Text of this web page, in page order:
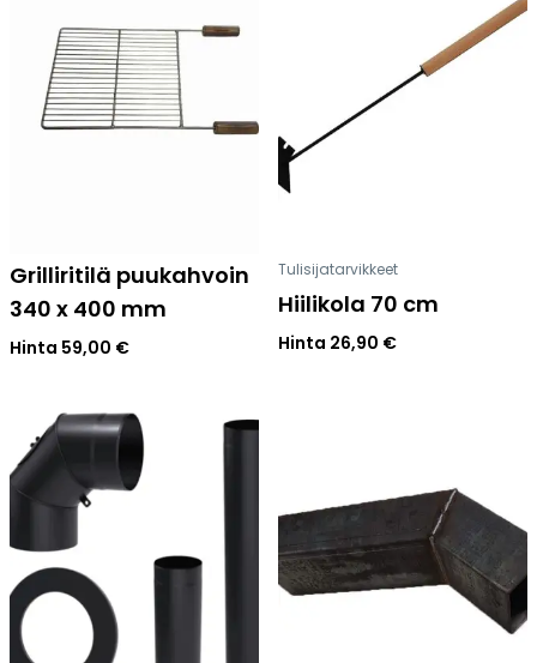
Grilliritilä puukahvoin
340 x 400 mm
Hinta 59,00 €
Tulisijatarvikkeet
Hiilikola 70 cm
Hinta 26,90 €